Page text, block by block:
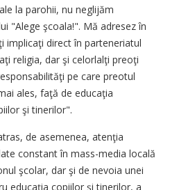
la parohii, nu neglijăm
"Alege şcoala!". Mă adresez în
implicaţi direct în parteneriatul
religia, dar şi celorlalţi preoţi
pe care preotul
ales, faţă de educaţia
şi tinerilor".
de asemenea, atenţia
constant în mass-media locală
şcolar, dar şi de nevoia unei
educaţia copiilor şi tinerilor, a